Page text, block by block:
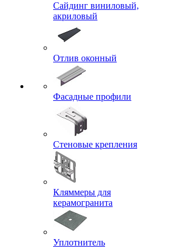
Сайдинг виниловый,
акриловый
Отлив оконный
Фасадные профили
Стеновые крепления
Кляммеры для
керамогранита
Уплотнитель